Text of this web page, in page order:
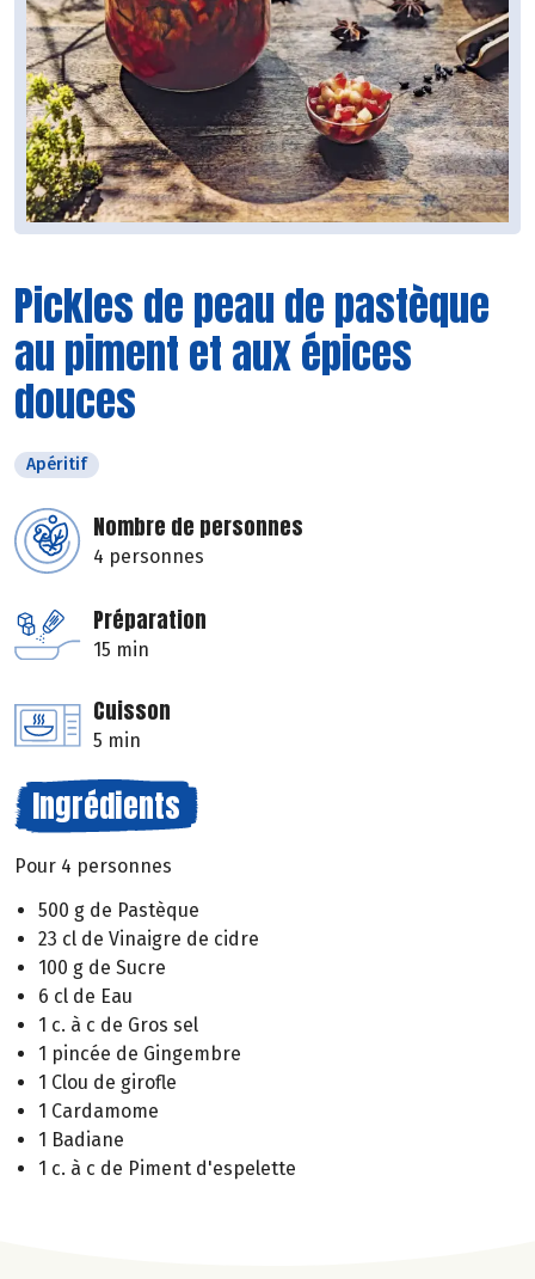
Pickles de peau de pastèque
au piment et aux épices
douces
Apéritif
Nombre de personnes
4 personnes
Préparation
15 min
Cuisson
5 min
Ingrédients
Pour 4 personnes
500 g de Pastèque
23 cl de Vinaigre de cidre
100 g de Sucre
6 cl de Eau
1 c. à c de Gros sel
1 pincée de Gingembre
1 Clou de girofle
1 Cardamome
1 Badiane
1 c. à c de Piment d'espelette